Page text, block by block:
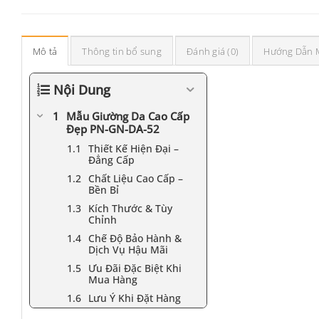
Mô tả Thông tin bổ sung Đánh giá (0) Hướng Dẫn
Nội Dung
Mẫu Giường Da Cao Cấp
Đẹp PN-GN-DA-52
Thiết Kế Hiện Đại –
Đẳng Cấp
Chất Liệu Cao Cấp –
Bền Bỉ
Kích Thước & Tùy
Chỉnh
Chế Độ Bảo Hành &
Dịch Vụ Hậu Mãi
Ưu Đãi Đặc Biệt Khi
Mua Hàng
Lưu Ý Khi Đặt Hàng